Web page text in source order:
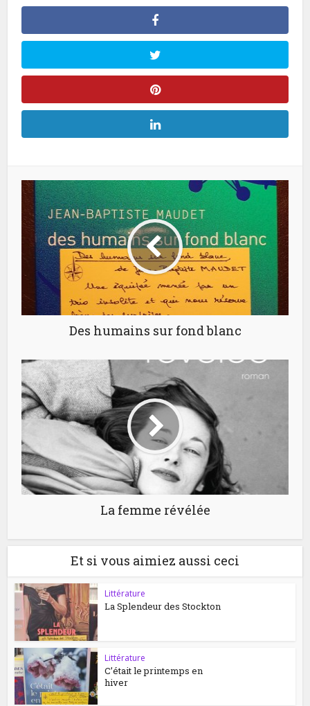
Des humains sur fond blanc
La femme révélée
Et si vous aimiez aussi ceci
Littérature
La Splendeur des Stockton
Littérature
C’était le printemps en
hiver